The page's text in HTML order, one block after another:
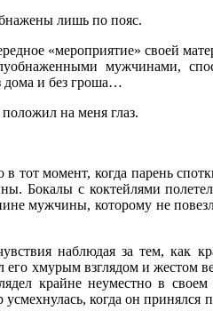
лишь по пояс.
«мероприятие» своей
мужчинами,
дома и без гроша…
на меня глаз.
тот момент, когда парень
Бокалы с коктейлями
мужчины, которому не
наблюдая за тем, как
хмурым взглядом и жестом
крайне неуместно в
когда он принялся